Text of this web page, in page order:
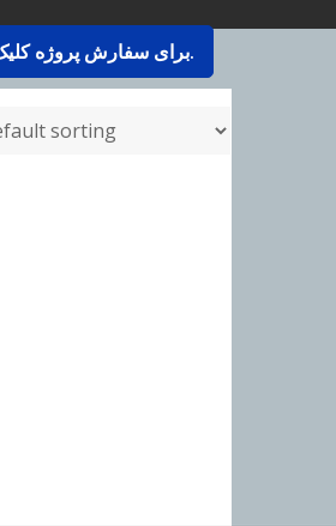
برای سفارش پروژه کلیک کنید.